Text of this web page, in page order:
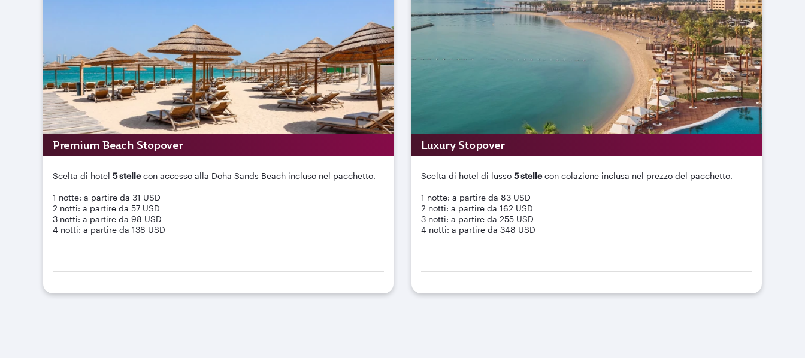
Premium Beach Stopover
Scelta di hotel 5 stellecon accesso alla Doha Sands Beach incluso nel pacchetto.
1 notte: a partire da 31 USD
2 notti: a partire da 57 USD
3 notti: a partire da 98 USD
4 notti: a partire da 138 USD
Luxury Stopover
Scelta di hotel di lusso 5 stellecon colazione inclusa nel prezzo del pacchetto.
1 notte: a partire da 83 USD
2 notti: a partire da 162 USD
3 notti: a partire da 255 USD
4 notti: a partire da 348 USD